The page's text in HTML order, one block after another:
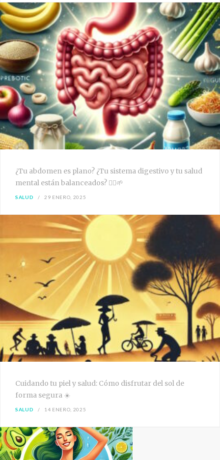
¿Tu abdomen es plano? ¿Tu sistema digestivo y tu salud
mental están balanceados? 🧘‍♀️🌱
SALUD 29 ENERO, 2025
Cuidando tu piel y salud: Cómo disfrutar del sol de
forma segura ☀️
SALUD 14 ENERO, 2025